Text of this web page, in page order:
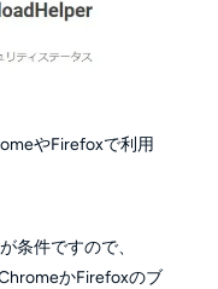
やFirefoxで利用
条件ですので、
かFirefoxのブ